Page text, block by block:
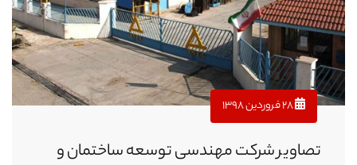
۲۸ فروردین ۱۳۹۸
تصاویر شرکت مهندسی توسعه ساختمان و